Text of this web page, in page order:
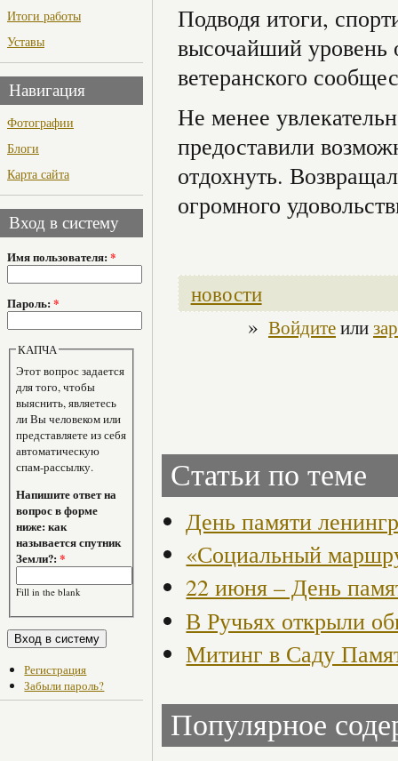
Итоги работы
Уставы
Навигация
Фотографии
Блоги
Карта сайта
Вход в систему
Имя пользователя: *
Пароль: *
КАПЧА
Этот вопрос задается
для того, чтобы
выяснить, являетесь
ли Вы человеком или
представляете из себя
автоматическую
спам-рассылку.
Напишите ответ на
вопрос в форме
ниже: как
называется спутник
Земли?:*
Fill in the blank
Регистрация
Забыли пароль?
Подводя итоги,
высочайший уровень
ветеранского
Не менее
предоставили
отдохнуть.
огромного
новости
» Войдитеили
Статьи по теме
День памяти
«Социальный
22 июня – День
В Ручьях открыли
Митинг в Саду
Популярное